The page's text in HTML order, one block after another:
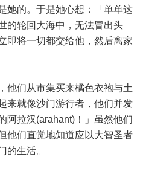
她的。于是她心想：「单单这
的轮回大海中，无法冒出头
即将一切都交给他，然后离家
他们从市集买来橘色衣袍与土
来就像沙门游行者，他们并发
阿拉汉(arahant)！」虽然他们
他们直觉地知道应以大智圣者
的生活。